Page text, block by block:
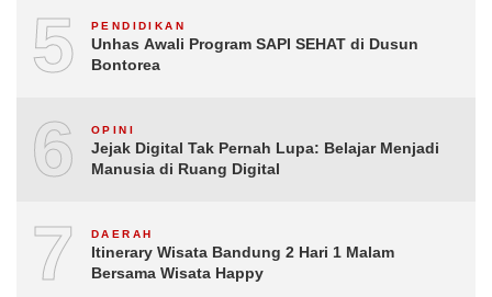
5 PENDIDIKAN
Unhas Awali Program SAPI SEHAT di Dusun
Bontorea
6 OPINI
Jejak Digital Tak Pernah Lupa: Belajar Menjadi
Manusia di Ruang Digital
7 DAERAH
Itinerary Wisata Bandung 2 Hari 1 Malam
Bersama Wisata Happy